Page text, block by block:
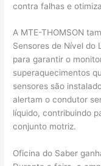
contra falhas e
A MTE-THOMSON
Sensores de Nível do
para garantir o
superaquecimentos
sensores são
alertam o condutor
líquido, contribuindo
conjunto motriz.
Oficina do Saber